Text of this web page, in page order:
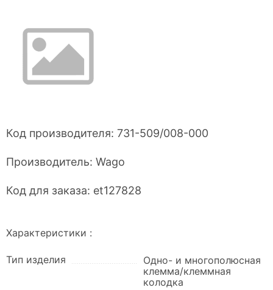
Код производителя: 731-509/008-000
Производитель: Wago
Код для заказа: et127828
Характеристики :
Тип изделия
Одно- и многополюсная
клемма/клеммная
колодка